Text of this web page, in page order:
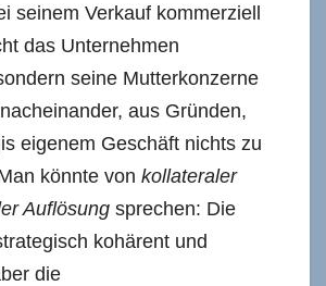
seinem Verkauf kommerziell
das Unternehmen
seine Mutterkonzerne
aus Gründen,
eigenem Geschäft nichts zu
könnte von kollateraler
Auflösung sprechen: Die
kohärent und
die